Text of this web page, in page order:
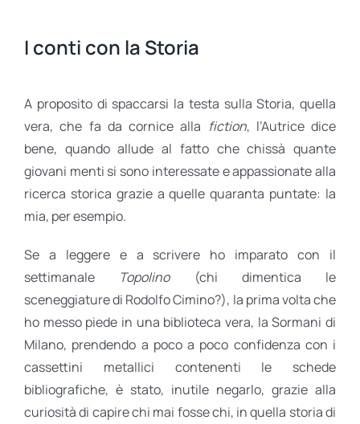
I conti con la Storia
A proposito di spaccarsi la testa sulla Storia, quella
vera, che fa da cornice alla fiction, l’Autrice dice
bene, quando allude al fatto che chissà quante
giovani menti si sono interessate e appassionate alla
ricerca storica grazie a quelle quaranta puntate: la
mia, per esempio.
Se a leggere e a scrivere ho imparato con il
settimanale
Topolino(chi dimentica le
sceneggiature di Rodolfo Cimino?), la prima volta che
ho messo piede in una biblioteca vera, la Sormani di
Milano, prendendo a poco a poco confidenza con i
cassettini metallici contenenti le schede
bibliografiche, è stato, inutile negarlo, grazie alla
curiosità di capire chi mai fosse chi, in quella storia di